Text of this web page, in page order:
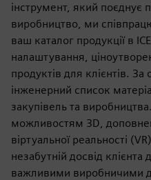
інструмент, який поєднує
виробництво, ми
ваш каталог продукції в
налаштування,
продуктів для клієнтів.
інженерний список
закупівель та
можливостям 3D,
віртуальної реальності
незабутній досвід клієнта
важливими виробничими